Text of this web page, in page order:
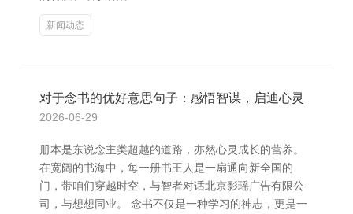
新闻动态
对于念书的优好意思句子：感悟智谋，启迪心灵
2026-06-29
册本是东说念主类超越的道路，亦然心灵成长的营养。
在宽阔的书海中，每一册书王人是一扇通向新全国的
门，带咱们穿越时空，与智者对话北京影瑶广告有限公
司，与想想同业。 念书不仅是一种学习的神志，更是一